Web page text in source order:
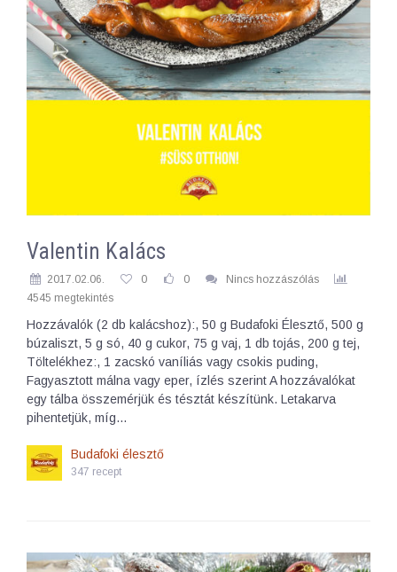
Valentin Kalács
2017.02.06. 0 0
Nincs hozzászólás
4545 megtekintés
Hozzávalók (2 db kalácshoz):, 50 g Budafoki Élesztő, 500 g
búzaliszt, 5 g só, 40 g cukor, 75 g vaj, 1 db tojás, 200 g tej,
Töltelékhez:, 1 zacskó vaníliás vagy csokis puding,
Fagyasztott málna vagy eper, ízlés szerint A hozzávalókat
egy tálba összemérjük és tésztát készítünk. Letakarva
pihentetjük, míg…
Budafoki élesztő
347 recept